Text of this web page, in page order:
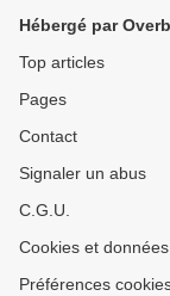
Hébergé par
Top articles
Pages
Contact
Signaler un abus
C.G.U.
Cookies et
Préférences